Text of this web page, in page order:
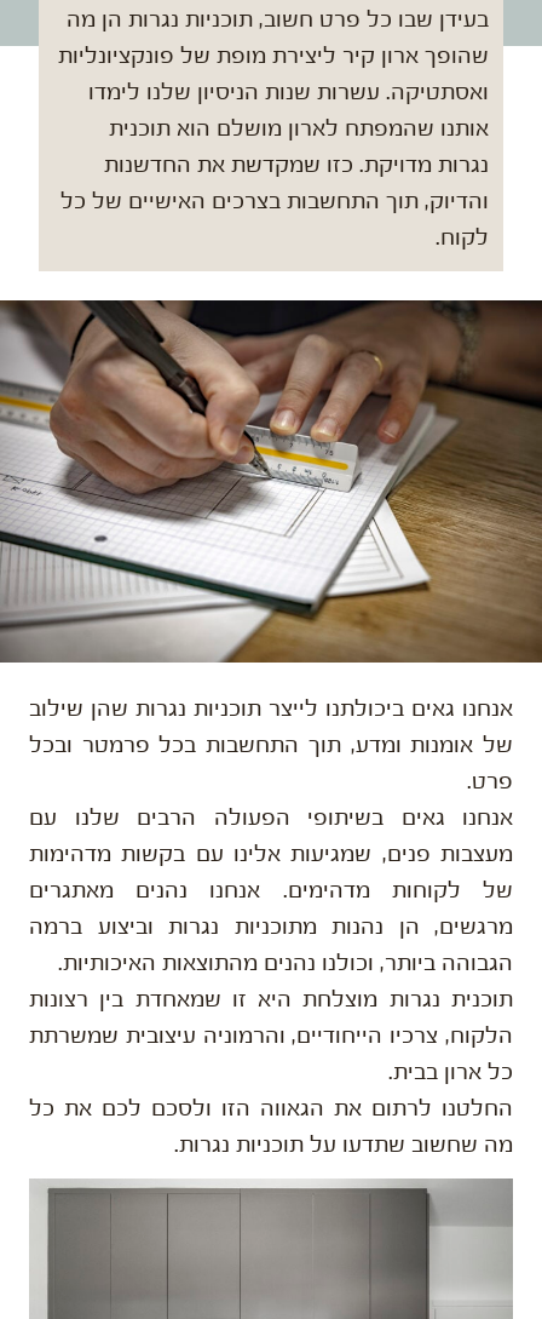
בעידן שבו כל פרט חשוב, תוכניות נגרות הן מה
שהופך ארון קיר ליצירת מופת של פונקציונליות
ואסתטיקה. עשרות שנות הניסיון שלנו לימדו
אותנו שהמפתח לארון מושלם הוא תוכנית
נגרות מדויקת. כזו שמקדשת את החדשנות
והדיוק, תוך התחשבות בצרכים האישיים של כל
לקוח.
אנחנו גאים ביכולתנו לייצר תוכניות נגרות שהן שילוב
של אומנות ומדע, תוך התחשבות בכל פרמטר ובכל
פרט.
אנחנו גאים בשיתופי הפעולה הרבים שלנו עם
מעצבות פנים, שמגיעות אלינו עם בקשות מדהימות
של לקוחות מדהימים. אנחנו נהנים מאתגרים
מרגשים, הן נהנות מתוכניות נגרות וביצוע ברמה
הגבוהה ביותר, וכולנו נהנים מהתוצאות האיכותיות.
תוכנית נגרות מוצלחת היא זו שמאחדת בין רצונות
הלקוח, צרכיו הייחודיים, והרמוניה עיצובית שמשרתת
כל ארון בבית.
החלטנו לרתום את הגאווה הזו ולסכם לכם את כל
מה שחשוב שתדעו על תוכניות נגרות.